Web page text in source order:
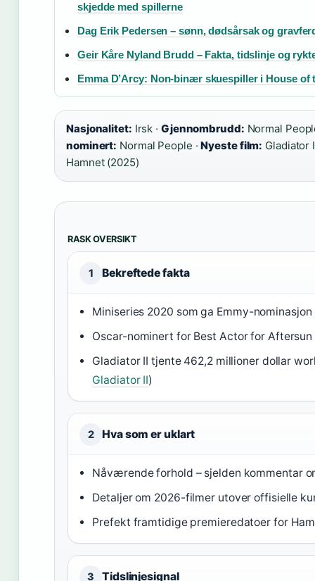
skjedde med spillerne
Dag Erik Pedersen – sønn, dødsårsak og
Geir Kåre Nyland Brudd – Fakta, tidslinje og
Emma D’Arcy: Non-binær skuespiller i House of
Nasjonalitet: Irsk · Gjennombrudd: Normal
nominert: Normal People ·Nyeste film: Gladiator
Hamnet (2025)
RASK OVERSIKT
1 Bekreftede fakta
Miniseries 2020 som ga Emmy-nominasjon
Oscar-nominert for Best Actor for Aftersun
Gladiator II tjente 462,2 millioner dollar
Gladiator II)
2 Hva som er uklart
Nåværende forhold – sjelden kommentar
Detaljer om 2026-filmer utover offisielle
Prefekt framtidige premieredatoer for
3 Tidslinjesignal